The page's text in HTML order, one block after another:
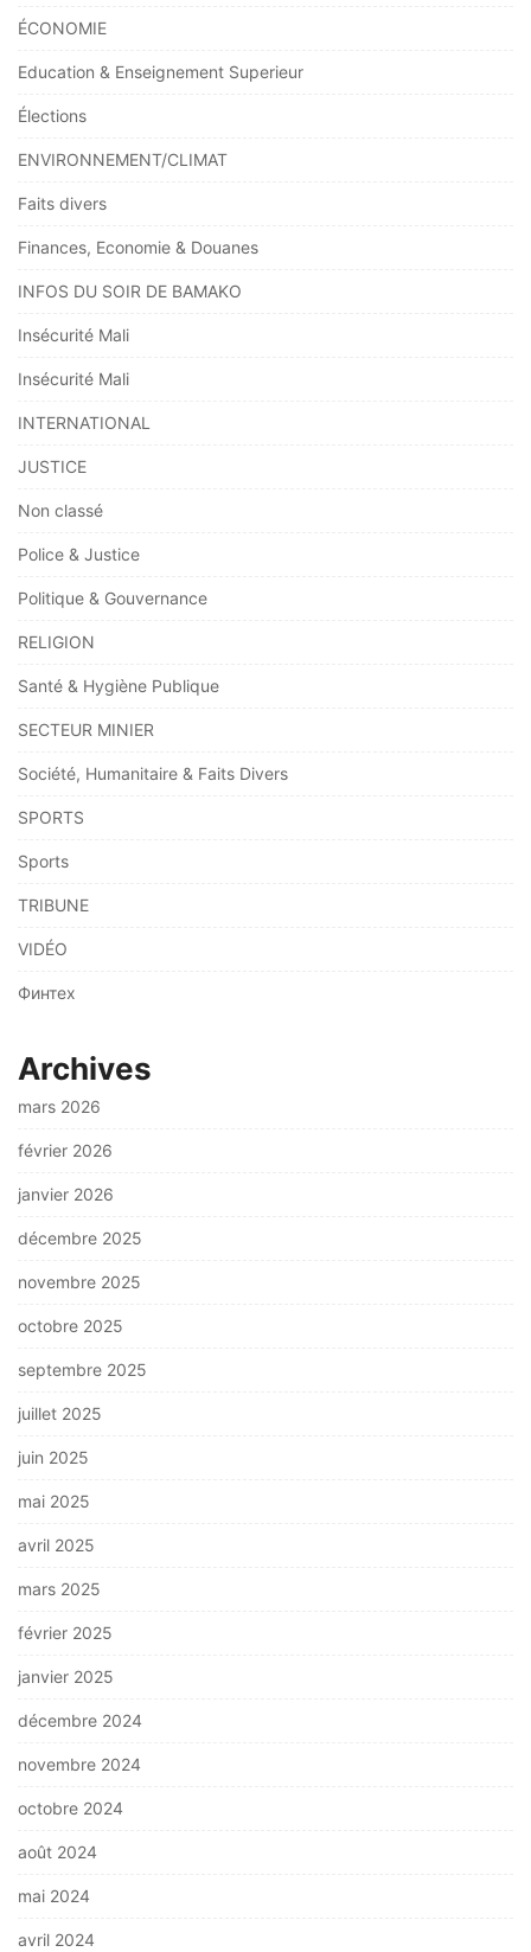
ÉCONOMIE
Education & Enseignement Superieur
Élections
ENVIRONNEMENT/CLIMAT
Faits divers
Finances, Economie & Douanes
INFOS DU SOIR DE BAMAKO
Insécurité Mali
Insécurité Mali
INTERNATIONAL
JUSTICE
Non classé
Police & Justice
Politique & Gouvernance
RELIGION
Santé & Hygiène Publique
SECTEUR MINIER
Société, Humanitaire & Faits Divers
SPORTS
Sports
TRIBUNE
VIDÉO
Финтех
Archives
mars 2026
février 2026
janvier 2026
décembre 2025
novembre 2025
octobre 2025
septembre 2025
juillet 2025
juin 2025
mai 2025
avril 2025
mars 2025
février 2025
janvier 2025
décembre 2024
novembre 2024
octobre 2024
août 2024
mai 2024
avril 2024